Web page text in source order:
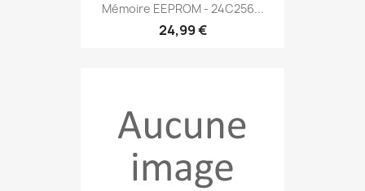
Mémoire EEPROM - 24C256...
24,99 €